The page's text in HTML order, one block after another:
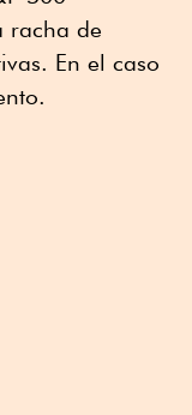
racha de
En el caso